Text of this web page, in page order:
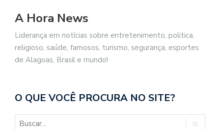
A Hora News
Liderança em notícias sobre entretenimento, politica,
religioso, saúde, famosos, turismo, segurança, esportes
de Alagoas, Brasil e mundo!
O QUE VOCÊ PROCURA NO SITE?